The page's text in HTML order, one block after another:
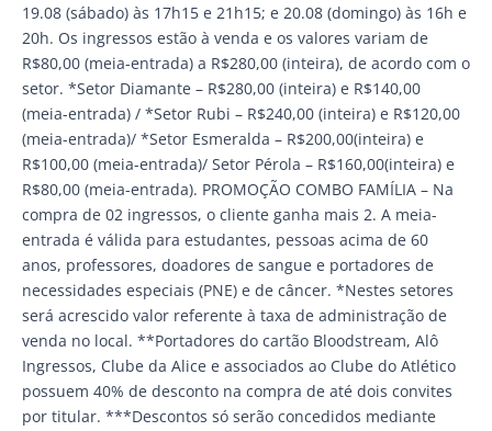
19.08 (sábado) às 17h15 e 21h15; e 20.08 (domingo) às 16h e
20h. Os ingressos estão à venda e os valores variam de
R$80,00 (meia-entrada) a R$280,00 (inteira), de acordo com o
setor. *Setor Diamante – R$280,00 (inteira) e R$140,00
(meia-entrada) / *Setor Rubi – R$240,00 (inteira) e R$120,00
(meia-entrada)/ *Setor Esmeralda – R$200,00(inteira) e
R$100,00 (meia-entrada)/ Setor Pérola – R$160,00(inteira) e
R$80,00 (meia-entrada). PROMOÇÃO COMBO FAMÍLIA – Na
compra de 02 ingressos, o cliente ganha mais 2. A meia-
entrada é válida para estudantes, pessoas acima de 60
anos, professores, doadores de sangue e portadores de
necessidades especiais (PNE) e de câncer. *Nestes setores
será acrescido valor referente à taxa de administração de
venda no local. **Portadores do cartão Bloodstream, Alô
Ingressos, Clube da Alice e associados ao Clube do Atlético
possuem 40% de desconto na compra de até dois convites
por titular. ***Descontos só serão concedidos mediante